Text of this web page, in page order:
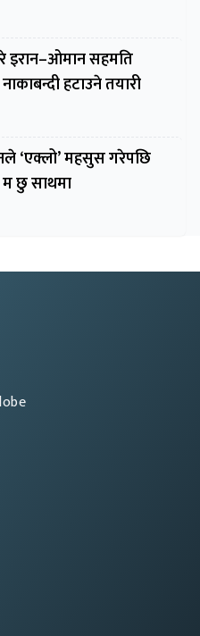
इरान–ओमान सहमति
हटाउने तयारी
‘एक्लो’ महसुस गरेपछि
छु साथमा